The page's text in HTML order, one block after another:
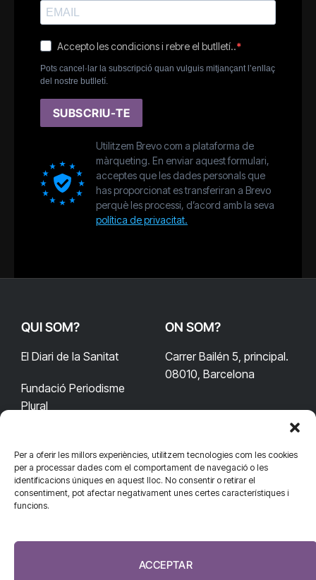
Per a oferir les millors experiències, utilitzem tecnologies com les cookies
per a processar dades com el comportament de navegació o les
identificacions úniques en aquest lloc. No consentir o retirar el
consentiment, pot afectar negativament unes certes característiques i
funcions.
ACCEPTAR
Accepto les condicions i rebre el butlletí..
Pots cancel·lar la subscripció quan vulguis mitjançant l’enllaç
del nostre butlletí.
SUBSCRIU-TE
Utilitzem Brevo com a plataforma de
màrqueting. En enviar aquest formulari,
acceptes que les dades personals que
has proporcionat es transferiran a Brevo
perquè les processi, d’acord amb la seva
política de privacitat.
QUI SOM?
El Diari de la Sanitat
Fundació Periodisme
Plural
ON SOM?
Carrer Bailén 5, principal.
08010, Barcelona
CONTACTA'NS
redaccio@diarisanitat.cat
932 311 247
CONNECTA